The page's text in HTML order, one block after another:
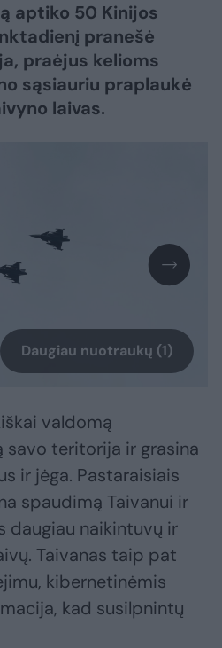
aptiko 50 Kinijos
pranešė
praėjus kelioms
sąsiauriu praplaukė
laivas.
Daugiau nuotraukų (1)
valdomą
savo teritorija ir grasina
ir jėga. Pastaraisiais
spaudimą Taivanui ir
daugiau naikintuvų ir
Taivanas taip pat
kibernetinėmis
kad susilpnintų